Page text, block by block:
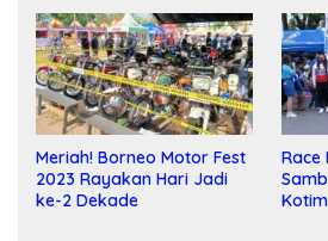
Meriah! Borneo Motor Fest
2023 Rayakan Hari Jadi
ke-2 Dekade
Race